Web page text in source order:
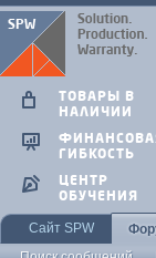
ТОВАРЫ В
НАЛИЧИИ
ГИБКОСТЬ
ЦЕНТР
ОБУЧЕНИЯ
Сайт SPW